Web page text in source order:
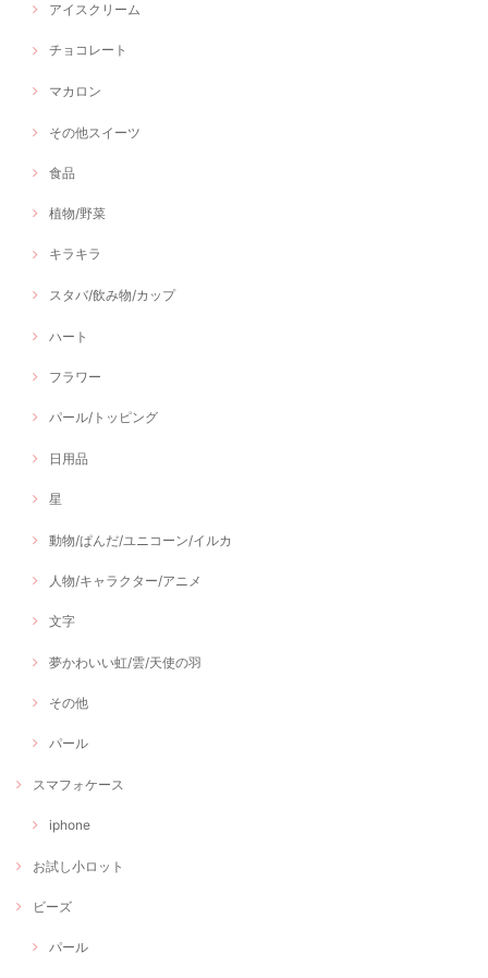
アイスクリーム
チョコレート
マカロン
その他スイーツ
食品
植物/野菜
キラキラ
スタバ/飲み物/カップ
ハート
フラワー
パール/トッピング
日用品
星
動物/ぱんだ/ユニコーン/イルカ
人物/キャラクター/アニメ
文字
夢かわいい虹/雲/天使の羽
その他
パール
スマフォケース
iphone
お試し小ロット
ビーズ
パール